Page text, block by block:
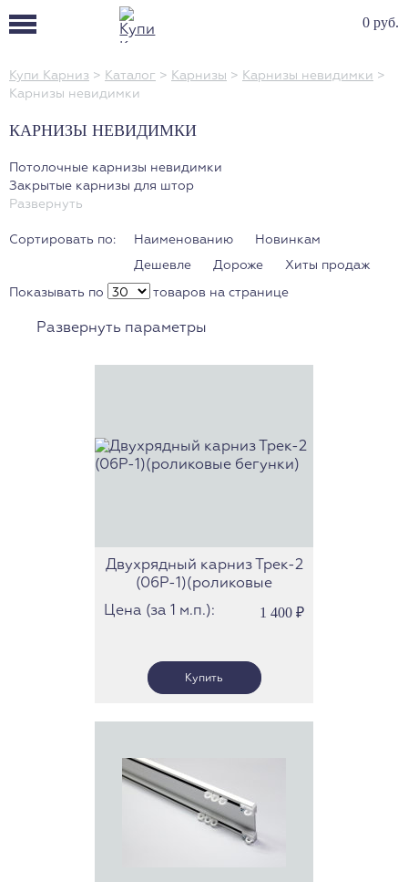
0 руб.
Купи Карниз > Каталог > Карнизы > Карнизы невидимки >
Карнизы невидимки
КАРНИЗЫ НЕВИДИМКИ
Потолочные карнизы невидимки
Закрытые карнизы для штор
Развернуть
Сортировать по: Наименованию
Новинкам
Дешевле
Дороже Хиты продаж
Показывать по товаров на странице
Развернуть параметры
Двухрядный карниз Трек-2
(06Р-1)(роликовые
бегунки)
Цена (за 1 м.п.): 1 400 ₽